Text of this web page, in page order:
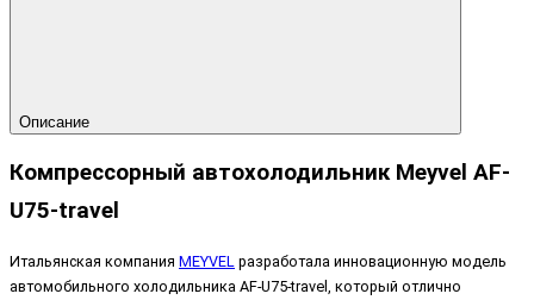
Описание
Компрессорный автохолодильник Meyvel AF-
U75-travel
Итальянская компания MEYVEL разработала инновационную модель
автомобильного холодильника AF-U75-travel, который отлично